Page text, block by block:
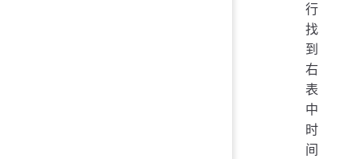
行
找
到
右
表
中
时
间